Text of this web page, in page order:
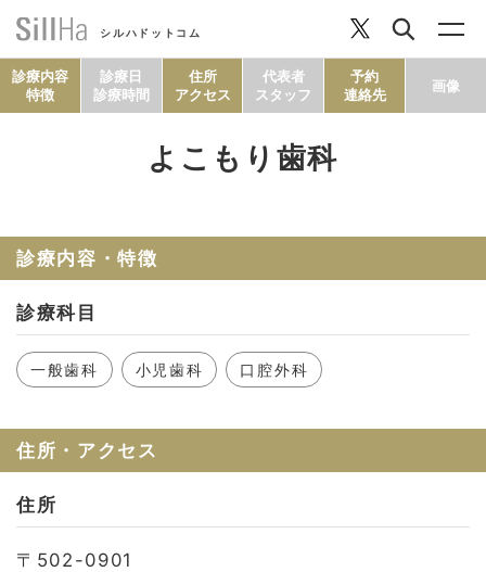
シルハドットコム
セルフチェック
診療内容
特徴
診療日
診療時間
住所
アクセス
代表者
スタッフ
予約
連絡先
画像
よこもり歯科
診療内容・特徴
診療科目
一般歯科 小児歯科 口腔外科
住所・アクセス
住所
〒502-0901